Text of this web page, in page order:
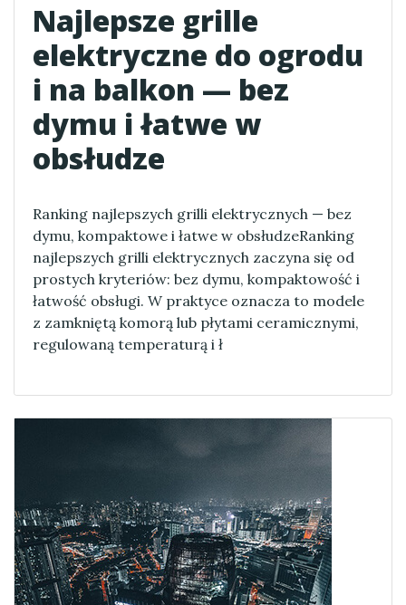
Najlepsze grille
elektryczne do ogrodu
i na balkon — bez
dymu i łatwe w
obsłudze
Ranking najlepszych grilli elektrycznych — bez
dymu, kompaktowe i łatwe w obsłudzeRanking
najlepszych grilli elektrycznych zaczyna się od
prostych kryteriów: bez dymu, kompaktowość i
łatwość obsługi. W praktyce oznacza to modele
z zamkniętą komorą lub płytami ceramicznymi,
regulowaną temperaturą i ł